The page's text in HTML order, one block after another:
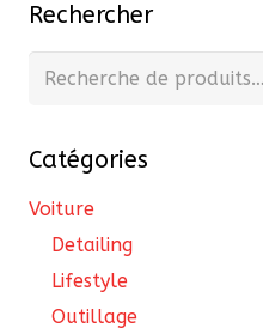
Rechercher
Recherche
Catégories
Voiture
Detailing
Lifestyle
Outillage